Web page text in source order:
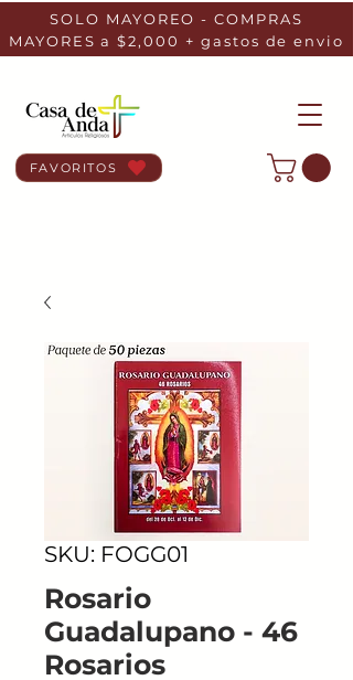
SOLO MAYOREO - COMPRAS
MAYORES a $2,000 + gastos de envio
FAVORITOS
SKU: FOGG01
Rosario
Guadalupano - 46
Rosarios